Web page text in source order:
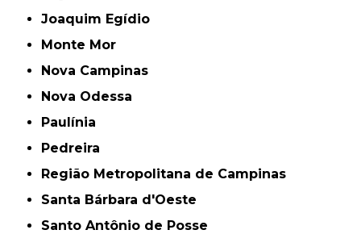
Joaquim Egídio
Monte Mor
Nova Campinas
Nova Odessa
Paulínia
Pedreira
Região Metropolitana de Campinas
Santa Bárbara d'Oeste
Santo Antônio de Posse